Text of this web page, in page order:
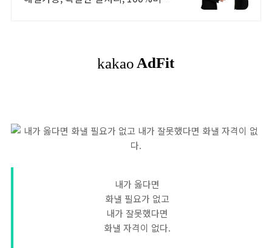
내가 옳다면
화낼 필요가 없고
내가 잘못했다면
화낼 자격이 없다.